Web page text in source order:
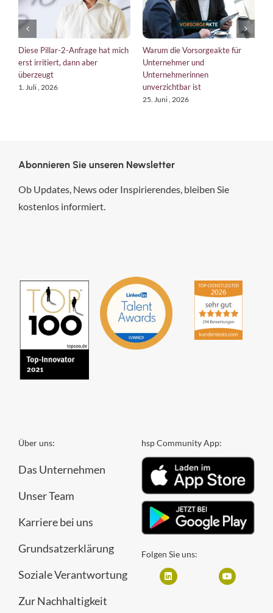
Diese Pillar-2-Anfrage hat mich
erst irritiert, dann aber
überzeugt
1. Juli , 2026
Warum die Vorsorgeakte für
Unternehmer und
Unternehmerinnen
unverzichtbar ist
25. Juni , 2026
Abonnieren Sie unseren Newsletter
Ob Updates, News oder Inspirierendes, bleiben Sie
kostenlos informiert.
Über uns:
Das Unternehmen
Unser Team
Karriere bei uns
Grundsatzerklärung
Soziale Verantwortung
Zur Nachhaltigkeit
hsp Community App:
Folgen Sie uns: